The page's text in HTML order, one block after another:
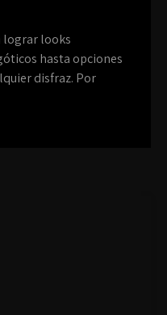
lograr looks
hasta opciones
disfraz. Por